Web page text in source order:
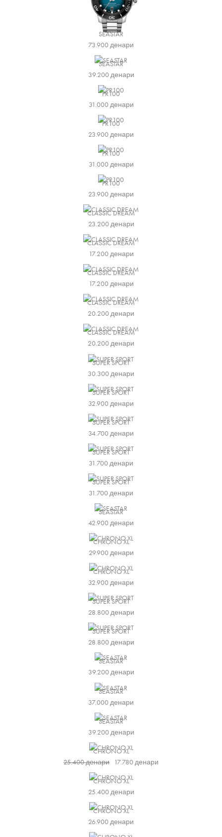
SEASTAR
73.900денари
SEASTAR
39.200денари
PR100
31.000денари
PR100
23.900денари
PR100
31.000денари
PR100
23.900денари
CLASSIC DREAM
23.200денари
CLASSIC DREAM
17.200денари
CLASSIC DREAM
17.200денари
CLASSIC DREAM
20.200денари
CLASSIC DREAM
20.200денари
SUPER SPORT
30.300денари
SUPER SPORT
32.900денари
SUPER SPORT
34.700денари
SUPER SPORT
31.700денари
SUPER SPORT
31.700денари
SEASTAR
42.900денари
CHRONO XL
29.900денари
CHRONO XL
32.900денари
SUPER SPORT
28.800денари
SUPER SPORT
28.800денари
SEASTAR
39.200денари
SEASTAR
37.000денари
SEASTAR
39.200денари
CHRONO XL
25.400денари 17.780денари
CHRONO XL
25.400денари
CHRONO XL
26.900денари